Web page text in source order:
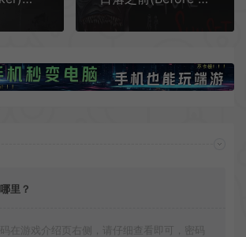
里？
码在游戏介绍页右侧，请仔细查看即可，密码